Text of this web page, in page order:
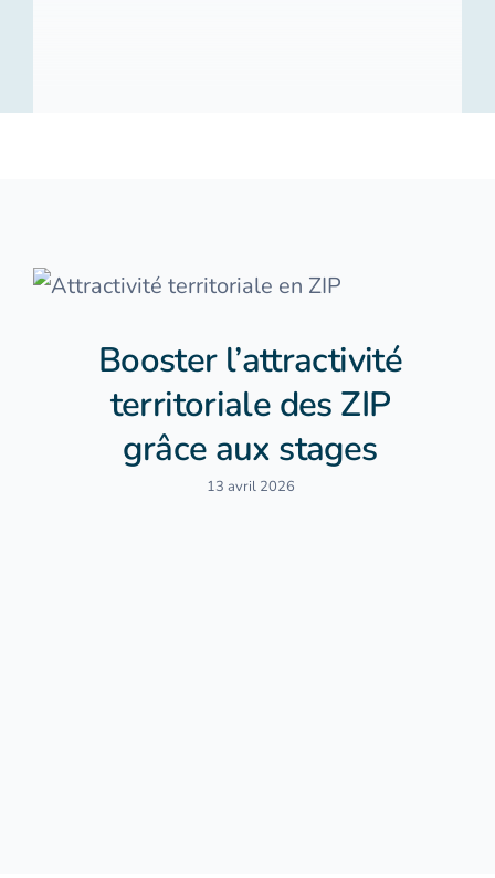
Booster l’attractivité
territoriale des ZIP
grâce aux stages
13 avril 2026